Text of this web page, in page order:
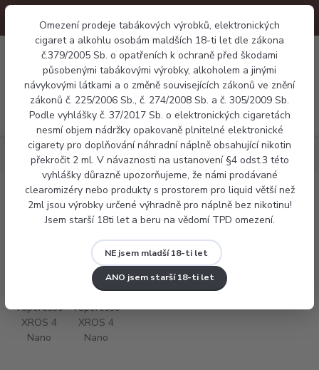
Omezení prodeje tabákových výrobků, elektronických
cigaret a alkohlu osobám maldších 18-ti let dle zákona
č.379/2005 Sb. o opatřeních k ochraně před škodami
působenými tabákovými výrobky, alkoholem a jinými
návykovými látkami a o změně souvisejících zákonů ve znění
zákonů č. 225/2006 Sb., č. 274/2008 Sb. a č. 305/2009 Sb.
Podle vyhlášky č. 37/2017 Sb. o elektronických cigaretách
nesmí objem nádržky opakovaně plnitelné elektronické
cigarety pro doplňování náhradní náplně obsahující nikotin
překročit 2 ml. V návaznosti na ustanovení §4 odst.3 této
vyhlášky důrazně upozorňujeme, že námi prodávané
clearomizéry nebo produkty s prostorem pro liquid větší než
2ml jsou výrobky určené výhradně pro náplně bez nikotinu!
Jsem starší 18ti let a beru na vědomí TPD omezení.
NE jsem mladší 18-ti let
ANO jsem starší 18-ti let
Menu
0 Kč
Elektronické cigarety Vaporesso XROS 4 Nano
Vaporesso XROS 4 Nano